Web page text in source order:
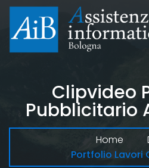
Clipvideo
Pubblicitario
Home
Portfolio Lavori